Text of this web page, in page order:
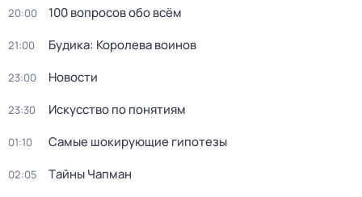
20:00 100 вопросов обо всём
21:00 Будика: Королева воинов
23:00 Новости
23:30 Искусство по понятиям
01:10 Самые шoкиpующие гипотезы
02:05 Тaйны Чапман